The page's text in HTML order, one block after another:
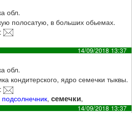
обл.
полосатую, в больших обьемах.
:
14/09/2018 13:37
обл.
кондитерского, ядро семечки тыквы.
:
подсолнечник,семечки,
14/09/2018 13:37